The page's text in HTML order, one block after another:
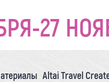
27
Altai Travel